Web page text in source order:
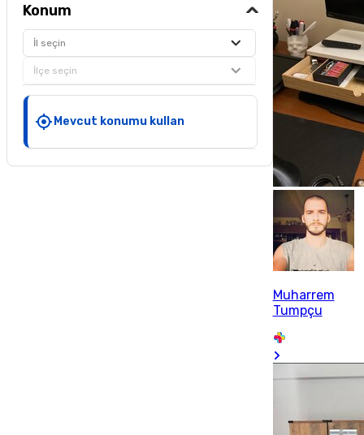
Konum
İl seçin
İlçe seçin
Mevcut konumu kullan
Muharrem
Tumpçu